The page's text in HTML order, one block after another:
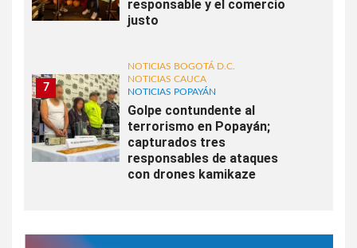
responsable y el comercio
justo
7
NOTICIAS BOGOTÁ D.C.
NOTICIAS CAUCA
NOTICIAS POPAYÁN
Golpe contundente al
terrorismo en Popayán;
capturados tres
responsables de ataques
con drones kamikaze